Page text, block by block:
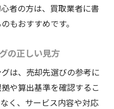
者の方は、買取業者に書
もおすすめです。
の正しい見方
は、売却先選びの参考に
や算出基準を確認するこ
く、サービス内容や対応